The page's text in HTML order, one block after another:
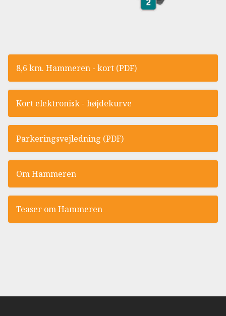
8,6 km. Hammeren - kort (PDF)
Kort elektronisk - højdekurve
Parkeringsvejledning (PDF)
Om Hammeren
Teaser om Hammeren